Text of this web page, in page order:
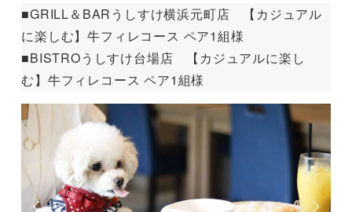
■GRILL＆BARうしすけ横浜元町店 【カジュアル
に楽しむ】牛フィレコース ペア1組様
■BISTROうしすけ台場店 【カジュアルに楽し
む】牛フィレコース ペア1組様